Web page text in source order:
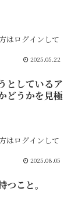
はログインして
2025.05.22
としているア
どうかを見極
はログインして
2025.08.05
こと。